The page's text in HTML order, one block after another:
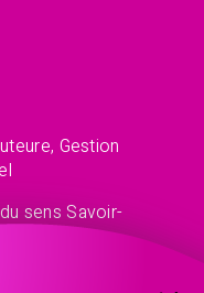
Gestion
sens Savoir-